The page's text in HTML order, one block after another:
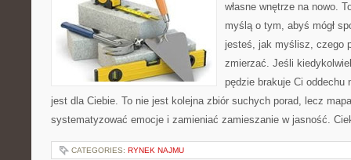
własne wnętrze na nowo.
myślą o tym, abyś mógł
jesteś, jak myślisz, czego
zmierzać. Jeśli
pędzie brakuje Ci oddechu
jest dla Ciebie. To nie jest kolejna zbiór suchych porad, lecz
systematyzować emocje i zamieniać zamieszanie w jasność.
CATEGORIES: RYNEK NAJMU